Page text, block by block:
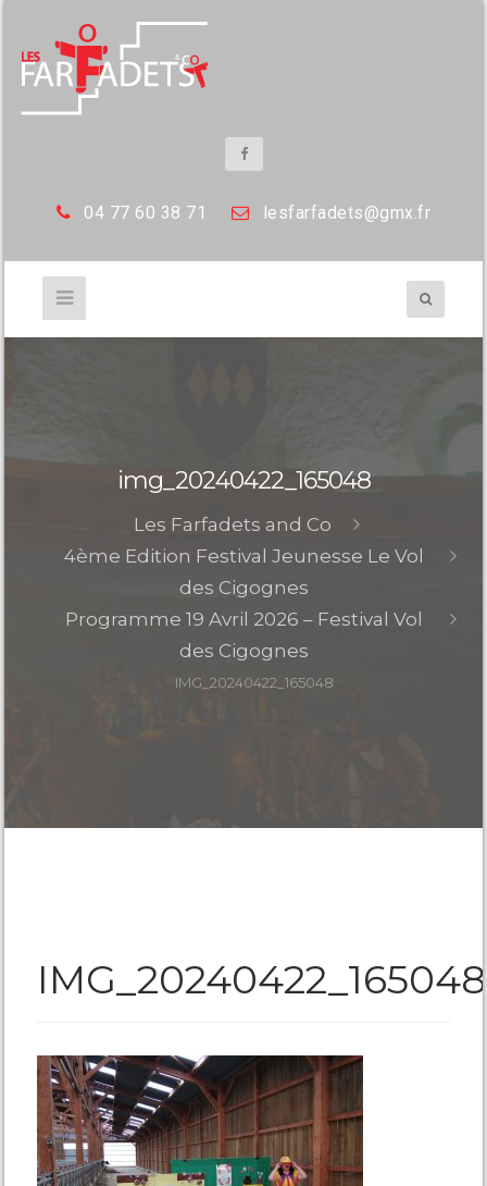
04 77 60 38 71 lesfarfadets@gmx.fr
img_20240422_165048
Les Farfadets and Co
4ème Edition Festival Jeunesse Le Vol
des Cigognes
Programme 19 Avril 2026 – Festival Vol
des Cigognes
IMG_20240422_165048
IMG_20240422_165048